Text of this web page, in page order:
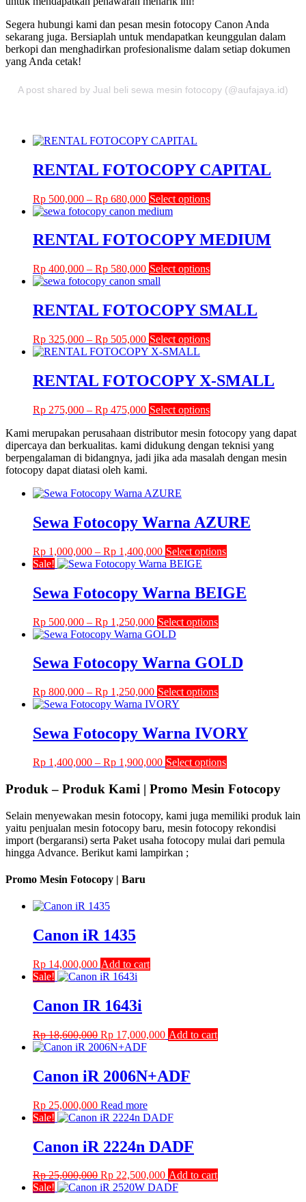
Segera hubungi kami dan pesan mesin fotocopy Canon Anda
sekarang juga. Bersiaplah untuk mendapatkan keunggulan dalam
berkopi dan menghadirkan profesionalisme dalam setiap dokumen
yang Anda cetak!
A post shared by Jual beli sewa mesin fotocopy (@aufajaya.id)
RENTAL FOTOCOPY CAPITAL
Rp 500,000 – Rp 680,000Price
range:
through
Rp 680,000
Select options
multiple
variants.
The
chosen
on
the
product
RENTAL FOTOCOPY MEDIUM
Rp 400,000 – Rp 580,000Price
range:
through
Rp 580,000
Select options
multiple
variants.
chosen
on
the
product
page
RENTAL FOTOCOPY SMALL
Rp 325,000 – Rp 505,000Price
range:
through
Rp 505,000
Select options
multiple
variants.
be
chosen
on
RENTAL FOTOCOPY X-SMALL
Rp 275,000 – Rp 475,000Price
Rp 275,000
through
Rp 475,000
Select options
has
multiple
variants.
chosen
on
the
product
Kami merupakan perusahaan distributor mesin fotocopy yang dapat
dipercaya dan berkualitas. kami didukung dengan teknisi yang
berpengalaman di bidangnya, jadi jika ada masalah dengan mesin
fotocopy dapat diatasi oleh kami.
Sewa Fotocopy Warna AZURE
Rp 1,000,000 – Rp 1,400,000Price
range:
through
Rp 1,400,000
Select options
multiple
variants.
chosen
on
Sale!
Sewa Fotocopy Warna BEIGE
Rp 500,000 – Rp 1,250,000Price
range:
through
Rp 1,250,000
Select options
multiple
variants.
The
chosen
on
the
product
Sewa Fotocopy Warna GOLD
Rp 800,000 – Rp 1,250,000Price
range:
through
Rp 1,250,000
Select options
multiple
variants.
options
be
on
the
product
Sewa Fotocopy Warna IVORY
Rp 1,400,000 – Rp 1,900,000Price
Rp 1,400,000
Rp 1,900,000
Select options
has
variants.
The
options
may
Produk – Produk Kami | Promo Mesin Fotocopy
Selain menyewakan mesin fotocopy, kami juga memiliki produk lain
yaitu penjualan mesin fotocopy baru, mesin fotocopy rekondisi
import (bergaransi) serta Paket usaha fotocopy mulai dari pemula
hingga Advance. Berikut kami lampirkan ;
Promo Mesin Fotocopy | Baru
Canon iR 1435
Rp 14,000,000 Add to cart
Sale!
Canon IR 1643i
Rp18,600,000 Original
price
Rp 18,600,000.
Rp 17,000,000Current
Rp 17,000,000.
Add to cart
Canon iR 2006N+ADF
Rp 25,000,000 Read more
Sale!
Canon iR 2224n DADF
Rp25,000,000 Original
price
Rp 22,500,000Current
price
Add to cart
Sale!